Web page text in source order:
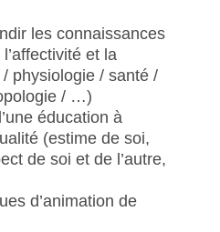
les connaissances
et la
physiologie / santé /
/ …)
éducation à
(estime de soi,
de soi et de l’autre,
d’animation de